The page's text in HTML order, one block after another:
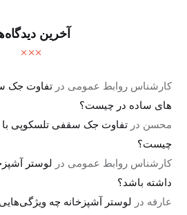
آخرین
کارشناس روابط عمومی درتفاوت جک
های ساده در چیست؟
محسن درتفاوت جک سقفی تلسکوپی
چیست؟
کارشناس روابط عمومی در لوستر
داشته باشد؟
عارفه در لوستر آشپزخانه چه